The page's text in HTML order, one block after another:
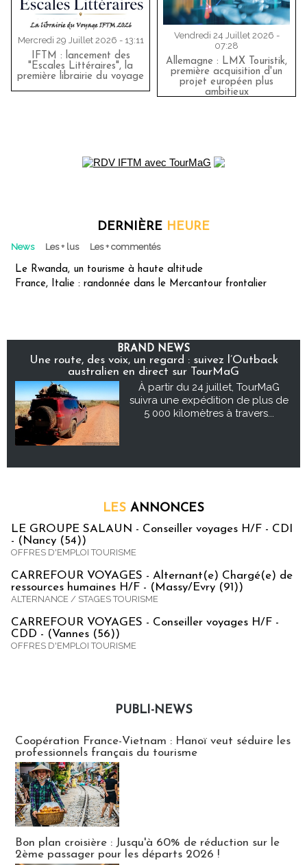
Mercredi 29 Juillet 2026 - 13:11
IFTM : lancement des
"Escales Littéraires", la
première librairie du voyage
Vendredi 24 Juillet 2026 -
07:28
Allemagne : LMX Touristik,
première acquisition d'un
projet européen plus
ambitieux
DERNIÈRE HEURE
News Les + lus Les + commentés
Le Rwanda, un tourisme à haute altitude
France, Italie : randonnée dans le Mercantour frontalier
BRAND NEWS
Une route, des voix, un regard : suivez l’Outback
australien en direct sur TourMaG
À partir du 24 juillet, TourMaG
suivra une expédition de plus de
5 000 kilomètres à travers...
LES ANNONCES
LE GROUPE SALAUN - Conseiller voyages H/F - CDI
- (Nancy (54))
OFFRES D'EMPLOI TOURISME
CARREFOUR VOYAGES - Alternant(e) Chargé(e) de
ressources humaines H/F - (Massy/Evry (91))
ALTERNANCE / STAGES TOURISME
CARREFOUR VOYAGES - Conseiller voyages H/F -
CDD - (Vannes (56))
OFFRES D'EMPLOI TOURISME
PUBLI-NEWS
Coopération France-Vietnam : Hanoï veut séduire les
professionnels français du tourisme
Bon plan croisière : Jusqu'à 60% de réduction sur le
2ème passager pour les départs 2026 !